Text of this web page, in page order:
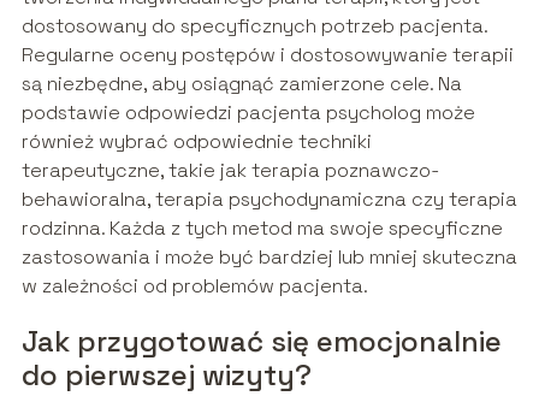
dostosowany do specyficznych potrzeb pacjenta.
Regularne oceny postępów i dostosowywanie terapii
są niezbędne, aby osiągnąć zamierzone cele. Na
podstawie odpowiedzi pacjenta psycholog może
również wybrać odpowiednie techniki
terapeutyczne, takie jak terapia poznawczo-
behawioralna, terapia psychodynamiczna czy terapia
rodzinna. Każda z tych metod ma swoje specyficzne
zastosowania i może być bardziej lub mniej skuteczna
w zależności od problemów pacjenta.
Jak przygotować się emocjonalnie
do pierwszej wizyty?